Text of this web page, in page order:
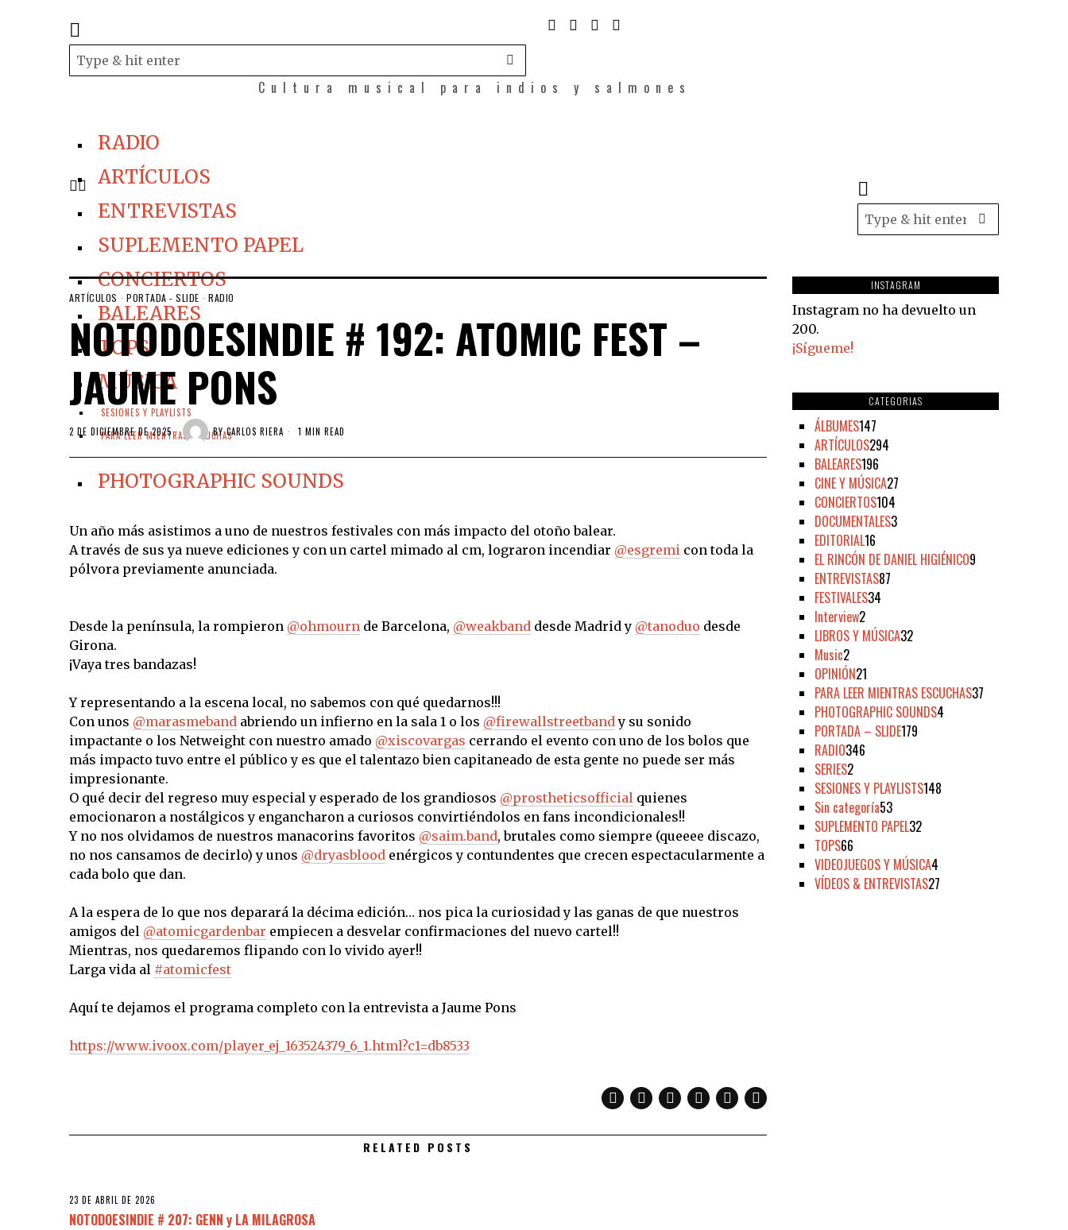
Cultura musical para indios y salmones
RADIO
ARTÍCULOS
ENTREVISTAS
SUPLEMENTO PAPEL
CONCIERTOS
BALEARES
TOPS
MÚSICA
SESIONES Y PLAYLISTS
PARA LEER MIENTRAS ESCUCHAS
PHOTOGRAPHIC SOUNDS
ARTÍCULOS · PORTADA - SLIDE · RADIO
NOTODOESINDIE # 192: ATOMIC FEST –
JAUME PONS
2 DE DICIEMBRE DE 2025 BYCARLOS RIERA 1 MIN READ
Un año más asistimos a uno de nuestros festivales con más impacto del otoño balear.
A través de sus ya nueve ediciones y con un cartel mimado al cm, lograron incendiar @esgremi con toda la
pólvora previamente anunciada.
Desde la península, la rompieron @ohmourn de Barcelona, @weakband desde Madrid y @tanoduo desde
Girona.
¡Vaya tres bandazas!
Y representando a la escena local, no sabemos con qué quedarnos!!!
Con unos @marasmeband abriendo un infierno en la sala 1 o los @firewallstreetbandy su sonido
impactante o los Netweight con nuestro amado @xiscovargas cerrando el evento con uno de los bolos que
más impacto tuvo entre el público y es que el talentazo bien capitaneado de esta gente no puede ser más
impresionante.
O qué decir del regreso muy especial y esperado de los grandiosos @prostheticsofficial quienes
emocionaron a nostálgicos y engancharon a curiosos convirtiéndolos en fans incondicionales!!
Y no nos olvidamos de nuestros manacorins favoritos @saim.band, brutales como siempre (queeee discazo,
no nos cansamos de decirlo) y unos @dryasblood enérgicos y contundentes que crecen espectacularmente a
cada bolo que dan.
A la espera de lo que nos deparará la décima edición… nos pica la curiosidad y las ganas de que nuestros
amigos del @atomicgardenbar empiecen a desvelar confirmaciones del nuevo cartel!!
Mientras, nos quedaremos flipando con lo vivido ayer!!
Larga vida al #atomicfest
Aquí te dejamos el programa completo con la entrevista a Jaume Pons
https://www.ivoox.com/player_ej_163524379_6_1.html?c1=db8533
RELATED POSTS
23 DE ABRIL DE 2026
NOTODOESINDIE # 207: GENN y LA MILAGROSA
INSTAGRAM
Instagram no ha devuelto un
200.
¡Sígueme!
CATEGORIAS
ÁLBUMES147
ARTÍCULOS294
BALEARES196
CINE Y MÚSICA27
CONCIERTOS104
DOCUMENTALES3
EDITORIAL16
EL RINCÓN DE DANIEL HIGIÉNICO9
ENTREVISTAS87
FESTIVALES34
Interview2
LIBROS Y MÚSICA32
Music2
OPINIÓN21
PARA LEER MIENTRAS ESCUCHAS37
PHOTOGRAPHIC SOUNDS4
PORTADA – SLIDE179
RADIO346
SERIES2
SESIONES Y PLAYLISTS148
Sin categoría53
SUPLEMENTO PAPEL32
TOPS66
VIDEOJUEGOS Y MÚSICA4
VÍDEOS & ENTREVISTAS27